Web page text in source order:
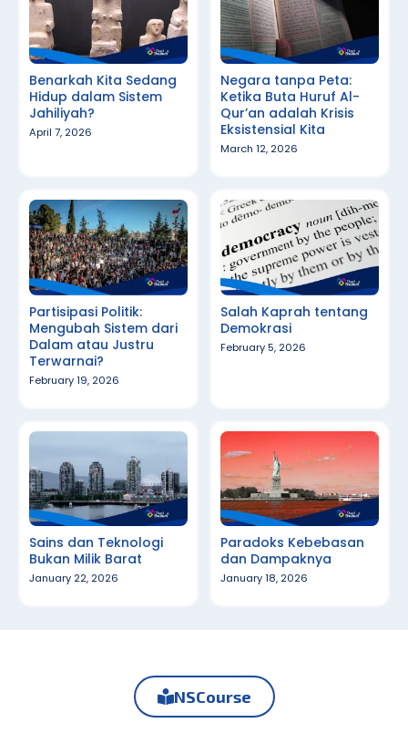
Benarkah Kita Sedang
Hidup dalam Sistem
Jahiliyah?
April 7, 2026
Negara tanpa Peta:
Ketika Buta Huruf Al-
Qur’an adalah Krisis
Eksistensial Kita
March 12, 2026
Partisipasi Politik:
Mengubah Sistem dari
Dalam atau Justru
Terwarnai?
February 19, 2026
Salah Kaprah tentang
Demokrasi
February 5, 2026
Sains dan Teknologi
Bukan Milik Barat
January 22, 2026
Paradoks Kebebasan
dan Dampaknya
January 18, 2026
NSCourse